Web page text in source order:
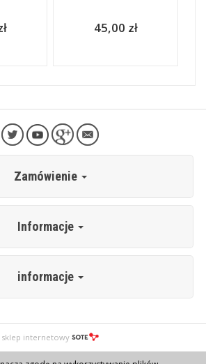
45,00 zł
Zamówienie
Informacje
informacje
sklep internetowy